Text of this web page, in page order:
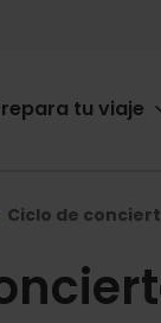
tu viaje
Ciclo de